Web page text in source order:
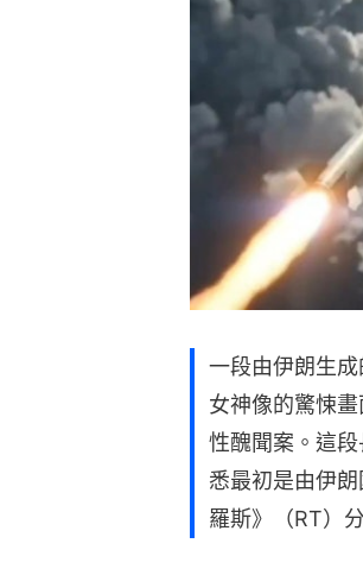
一段由伊朗生
女神像的驚悚
性醜聞案。這
悉最初是由伊
羅斯》（RT）